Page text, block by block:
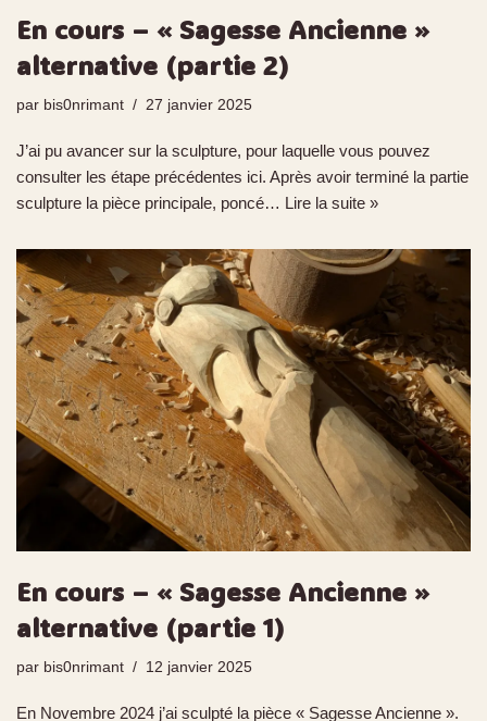
En cours – « Sagesse Ancienne »
alternative (partie 2)
par bis0nrimant 27 janvier 2025
J’ai pu avancer sur la sculpture, pour laquelle vous pouvez
consulter les étape précédentes ici. Après avoir terminé la partie
sculpture la pièce principale, poncé… Lire la suite »
En cours – « Sagesse Ancienne »
alternative (partie 1)
par bis0nrimant 12 janvier 2025
En Novembre 2024 j’ai sculpté la pièce « Sagesse Ancienne ».